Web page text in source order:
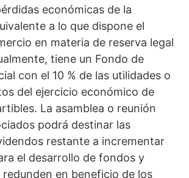
económicas de la
a lo que dispone el
en materia de reserva legal
tiene un Fondo de
con el 10 % de las utilidades o
del ejercicio económico de
La asamblea o reunión
podrá destinar las
restante a incrementar
el desarrollo de fondos y
en beneficio de los